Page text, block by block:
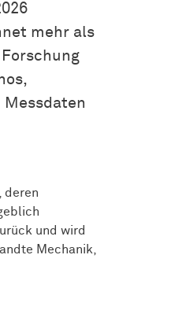
mehr als
deren
und wird
Mechanik,